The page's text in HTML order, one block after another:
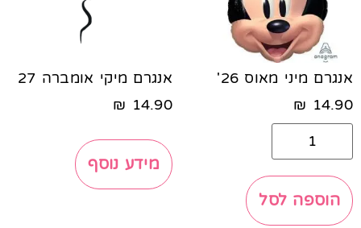
אנגרם מיני מאוס 26'
14.90
₪
הוספה לסל
אנגרם מיקי אומברה 27
14.90
₪
מידע נוסף